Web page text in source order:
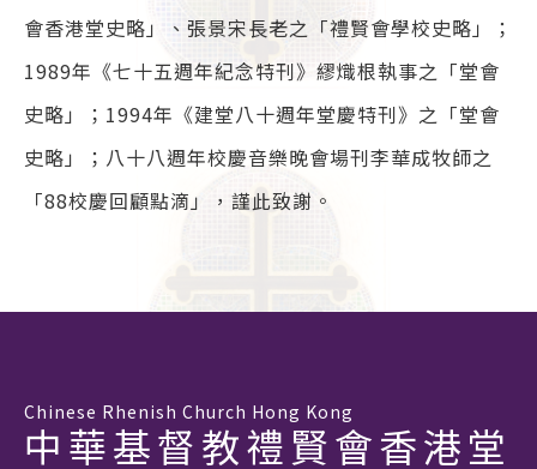
會香港堂史略」、張景宋長老之「禮賢會學校史略」；
1989年《七十五週年紀念特刊》繆熾根執事之「堂會
史略」；1994年《建堂八十週年堂慶特刊》之「堂會
史略」；八十八週年校慶音樂晚會場刊李華成牧師之
「88校慶回顧點滴」，謹此致謝。
Chinese Rhenish Church Hong Kong
中華基督教禮賢會香港堂